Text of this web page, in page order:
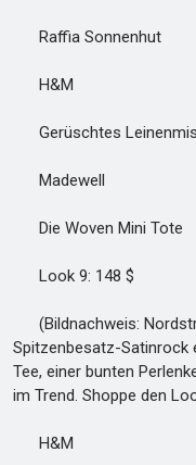
Raffia Sonnenhut
H&M
Gerüschtes
Madewell
Die Woven Mini Tote
Look 9: 148 $
(Bildnachweis:
Spitzenbesatz-Satinrock
Tee, einer bunten
im Trend. Shoppe den
H&M